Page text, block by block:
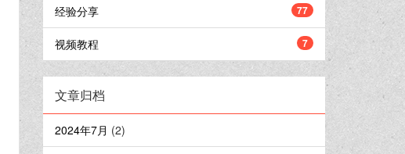
经验分享 77
视频教程 7
文章归档
2024年7月 (2)